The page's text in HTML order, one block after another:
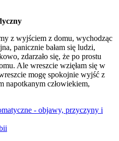
z wyjściem z domu, wychodząc
panicznie bałam się ludzi,
zdarzało się, że po prostu
Ale wreszcie wzięłam się w
mogę spokojnie wyjść z
napotkanym człowiekiem,
- objawy, przyczyny i